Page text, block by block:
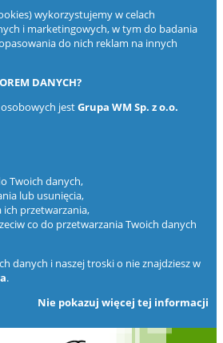
wykorzystujemy w celach
i marketingowych, w tym do badania
do nich reklam na innych
DANYCH?
jestGrupa WM Sp. z o.o.
Twoich danych,
lub usunięcia,
ich przetwarzania,
co do przetwarzania Twoich danych
danych i naszej troski o nie znajdziesz w
.
Nie pokazuj więcej tej informacji